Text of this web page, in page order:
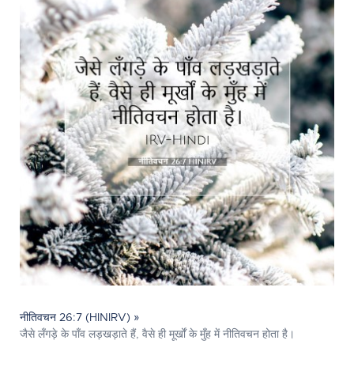
नीतिवचन 26:7 (HINIRV) »
जैसे लँगड़े के पाँव लड़खड़ाते हैं, वैसे ही मूर्खों के मुँह में नीतिवचन होता है।